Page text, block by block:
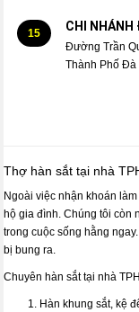
15 CHI NHÁNH
Đường Trần
Thành Phố Đà
Thợ hàn sắt tại nhà
Ngoài việc nhận khoán
hộ gia đình. Chúng tôi còn
trong cuộc sống hằng
bị bung ra.
Chuyên hàn sắt tại nhà
Hàn khung sắt, kệ